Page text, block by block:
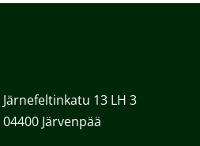
Järnefeltinkatu 13 LH 3
04400 Järvenpää